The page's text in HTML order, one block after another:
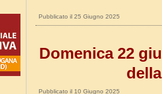
Pubblicato il 25 Giugno 2025
Domenica 22
Pubblicato il 10 Giugno 2025